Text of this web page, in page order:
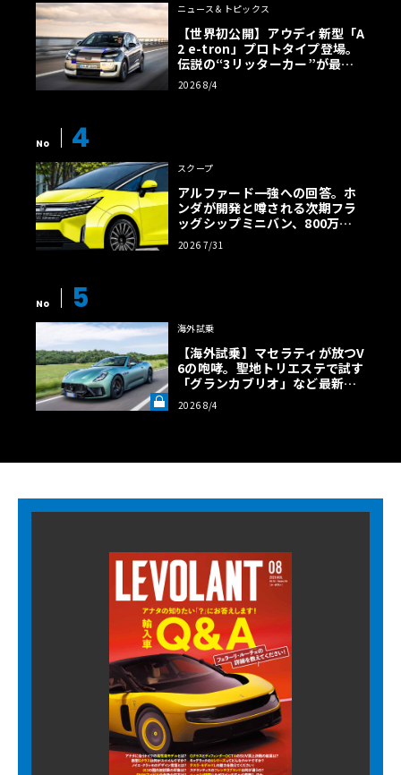
ニュース＆トピックス
【世界初公開】アウディ新型「A
2 e-tron」プロトタイプ登場。
伝説の“3リッターカー”が最高
効率エントリーBEVとして復活
【画像38枚】
2026 8/4
No 4
スクープ
アルファード一強への回答。ホ
ンダが開発と噂される次期フラ
ッグシップミニバン、800万円
超の勝算【予想CG】
2026 7/31
No 5
海外試乗
【海外試乗】マセラティが放つV
6の咆哮。聖地トリエステで試す
「グランカブリオ」など最新ト
ロフェオ3台の官能評価《LE VO
LANT LAB》
2026 8/4